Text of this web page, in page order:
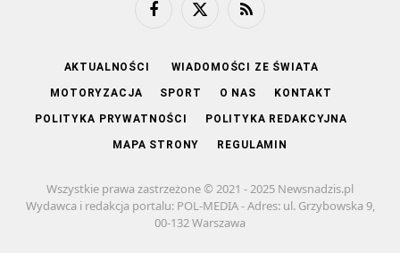
FacebookX
RSS
AKTUALNOŚCI WIADOMOŚCI ZE ŚWIATA
MOTORYZACJA SPORT O NAS KONTAKT
POLITYKA PRYWATNOŚCI POLITYKA REDAKCYJNA
MAPA STRONY REGULAMIN
Wszystkie prawa zastrzeżone © 2021 - 2025 Newsnadzis.pl
Wydawca i redakcja portalu: POL-MEDIA - Adres: ul. Grzybowska 9,
00-132 Warszawa